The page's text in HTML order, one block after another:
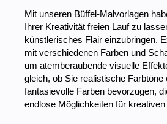
Mit unseren Büffel-Malvorlagen
Ihrer Kreativität freien Lauf zu
künstlerisches Flair einzubringen.
mit verschiedenen Farben und
um atemberaubende visuelle
gleich, ob Sie realistische Farbtöne
fantasievolle Farben bevorzugen,
endlose Möglichkeiten für